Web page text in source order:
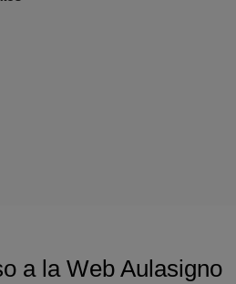
a la Web Aulasigno